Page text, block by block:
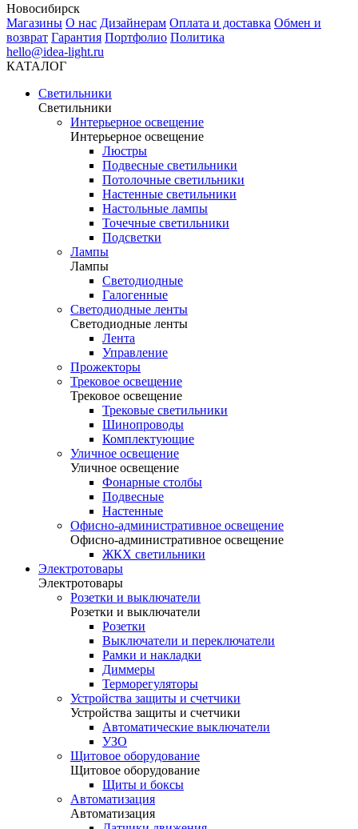
Новосибирск
Магазины О нас Дизайнерам Оплата и доставка Обмен и
возврат Гарантия Портфолио Политика
hello@idea-light.ru
КАТАЛОГ
Светильники
Светильники
Интерьерное освещение
Интерьерное освещение
Люстры
Подвесные светильники
Потолочные светильники
Настенные светильники
Настольные лампы
Точечные светильники
Подсветки
Лампы
Лампы
Светодиодные
Галогенные
Светодиодные ленты
Светодиодные ленты
Лента
Управление
Прожекторы
Трековое освещение
Трековое освещение
Трековые светильники
Шинопроводы
Комплектующие
Уличное освещение
Уличное освещение
Фонарные столбы
Подвесные
Настенные
Офисно-административное освещение
Офисно-административное освещение
ЖКХ светильники
Электротовары
Электротовары
Розетки и выключатели
Розетки и выключатели
Розетки
Выключатели и переключатели
Рамки и накладки
Диммеры
Терморегуляторы
Устройства защиты и счетчики
Устройства защиты и счетчики
Автоматические выключатели
УЗО
Щитовое оборудование
Щитовое оборудование
Щиты и боксы
Автоматизация
Автоматизация